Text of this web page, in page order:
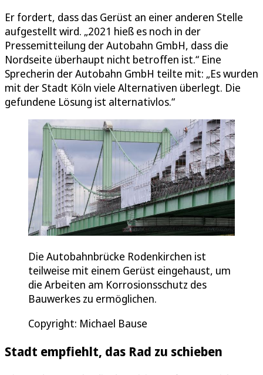
Er fordert, dass das Gerüst an einer anderen Stelle
aufgestellt wird. „2021 hieß es noch in der
Pressemitteilung der Autobahn GmbH, dass die
Nordseite überhaupt nicht betroffen ist.“ Eine
Sprecherin der Autobahn GmbH teilte mit: „Es wurden
mit der Stadt Köln viele Alternativen überlegt. Die
gefundene Lösung ist alternativlos.“
Die Autobahnbrücke Rodenkirchen ist
teilweise mit einem Gerüst eingehaust, um
die Arbeiten am Korrosionsschutz des
Bauwerkes zu ermöglichen.
Copyright: Michael Bause
Stadt empfiehlt, das Rad zu schieben